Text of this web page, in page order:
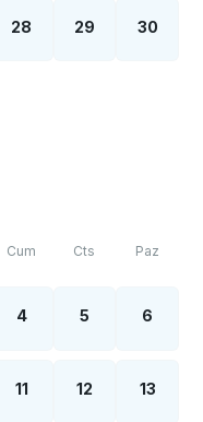
28 29 30
Cum Cts Paz
4 5 6
11 12 13